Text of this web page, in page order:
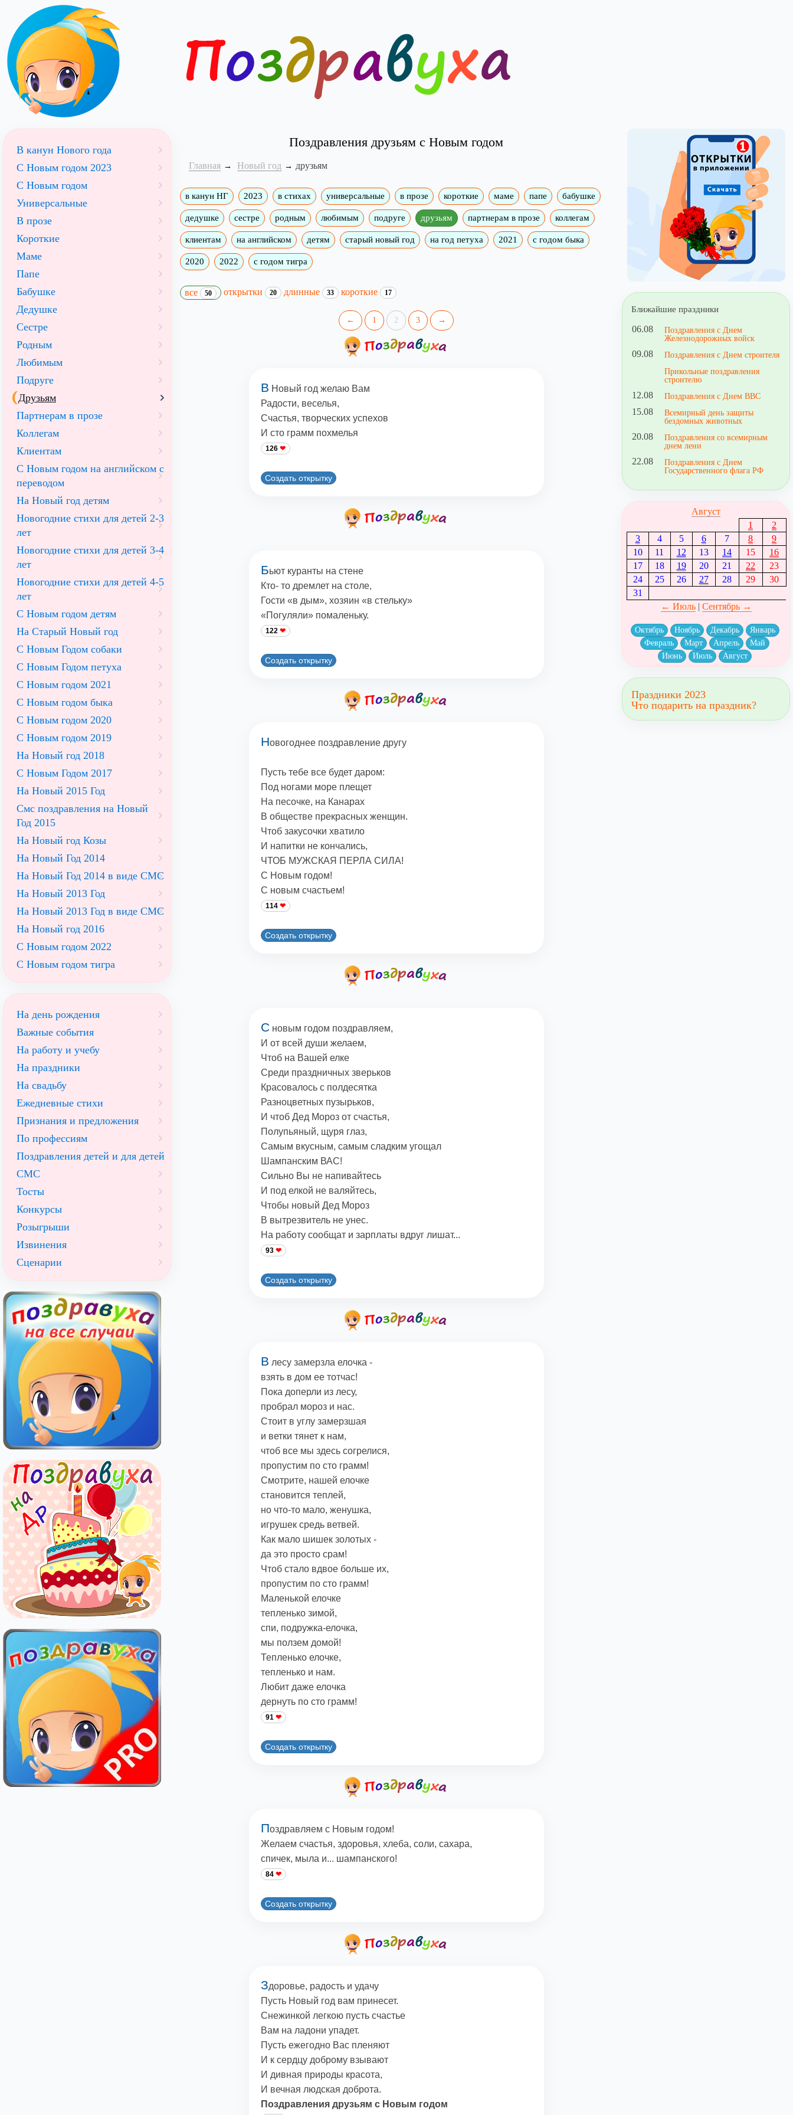
Поздравления друзьям с Новым годом
Главная Новый год друзьям
в канун НГ 2023 в стихах универсальные в прозе короткие маме папе бабушке
дедушке сестре родным любимым подруге друзьям партнерам в прозе коллегам
клиентам на английском детям старый новый год на год петуха 2021 с годом быка
2020 2022 с годом тигра
все 50 открытки 20 длинные 33 короткие 17
← 1 2 3 →
В Новый год желаю Вам
Радости, веселья,
Счастья, творческих успехов
И сто грамм похмелья
126
Создать открытку
Бьют куранты на стене
Кто- то дремлет на столе,
Гости «в дым», хозяин «в стельку»
«Погуляли» помаленьку.
122
Создать открытку
Новогоднее поздравление другу
Пусть тебе все будет даром:
Под ногами море плещет
На песочке, на Канарах
В обществе прекрасных женщин.
Чтоб закусочки хватило
И напитки не кончались,
ЧТОБ МУЖСКАЯ ПЕРЛА СИЛА!
С Новым годом!
С новым счастьем!
114
Создать открытку
Сновым годом поздравляем,
И от всей души желаем,
Чтоб на Вашей елке
Среди праздничных зверьков
Красовалось с полдесятка
Разноцветных пузырьков,
И чтоб Дед Мороз от счастья,
Полупьяный, щуря глаз,
Самым вкусным, самым сладким угощал
Шампанским ВАС!
Сильно Вы не напивайтесь
И под елкой не валяйтесь,
Чтобы новый Дед Мороз
В вытрезвитель не унес.
На работу сообщат и зарплаты вдруг лишат...
93
Создать открытку
В лесу замерзла елочка -
взять в дом ее тотчас!
Пока доперли из лесу,
пробрал мороз и нас.
Стоит в углу замерзшая
и ветки тянет к нам,
чтоб все мы здесь согрелися,
пропустим по сто грамм!
Смотрите, нашей елочке
становится теплей,
но что-то мало, женушка,
игрушек средь ветвей.
Как мало шишек золотых -
да это просто срам!
Чтоб стало вдвое больше их,
пропустим по сто грамм!
Маленькой елочке
тепленько зимой,
спи, подружка-елочка,
мы ползем домой!
Тепленько елочке,
тепленько и нам.
Любит даже елочка
дернуть по сто грамм!
91
Создать открытку
Поздравляем с Новым годом!
Желаем счастья, здоровья, хлеба, соли, сахара,
спичек, мыла и... шампанского!
84
Создать открытку
Здоровье, радость и удачу
Пусть Новый год вам принесет.
Снежинкой легкою пусть счастье
Вам на ладони упадет.
Пусть ежегодно Вас пленяют
И к сердцу доброму взывают
И дивная природы красота,
И вечная людская доброта.
Поздравления друзьям с Новым годом
В канун Нового года
С Новым годом 2023
С Новым годом
Универсальные
В прозе
Короткие
Маме
Папе
Бабушке
Дедушке
Сестре
Родным
Любимым
Подруге
Друзьям
Партнерам в прозе
Коллегам
Клиентам
С Новым годом на английском с
переводом
На Новый год детям
Новогодние стихи для детей 2-3
лет
Новогодние стихи для детей 3-4
лет
Новогодние стихи для детей 4-5
лет
С Новым годом детям
На Старый Новый год
С Новым Годом собаки
С Новым Годом петуха
С Новым годом 2021
С Новым годом быка
С Новым годом 2020
С Новым годом 2019
На Новый год 2018
С Новым Годом 2017
На Новый 2015 Год
Смс поздравления на Новый
Год 2015
На Новый год Козы
На Новый Год 2014
На Новый Год 2014 в виде СМС
На Новый 2013 Год
На Новый 2013 Год в виде СМС
На Новый год 2016
С Новым годом 2022
С Новым годом тигра
На день рождения
Важные события
На работу и учебу
На праздники
На свадьбу
Ежедневные стихи
Признания и предложения
По профессиям
Поздравления детей и для детей
СМС
Тосты
Конкурсы
Розыгрыши
Извинения
Сценарии
Ближайшие праздники
06.08
Поздравления с Днем
Железнодорожных войск
09.08
Поздравления с Днем строителя
Прикольные поздравления
строителю
12.08 Поздравления с Днем ВВС
15.08
Всемирный день защиты
бездомных животных
20.08
Поздравления со всемирным
днем лени
22.08
Поздравления с Днем
Государственного флага РФ
Август
1
2
3
4 5 6 7 8
9
10
11 12 13 14 15
16
17
18 19 20 21 22
23
24
25 26 27 28 29
30
31
← Июль| Сентябрь →
Октябрь Ноябрь Декабрь
Январь
Февраль
Март Апрель
Май
Июнь
Июль Август
Праздники 2023
Что подарить на праздник?